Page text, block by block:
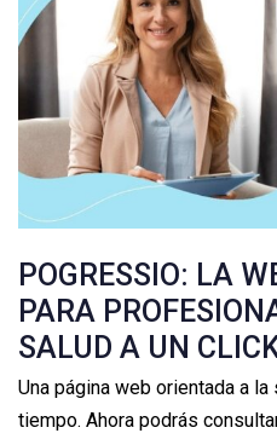
POGRESSIO: LA
PARA
SALUD A UN
Una página web orientada a
tiempo. Ahora podrás